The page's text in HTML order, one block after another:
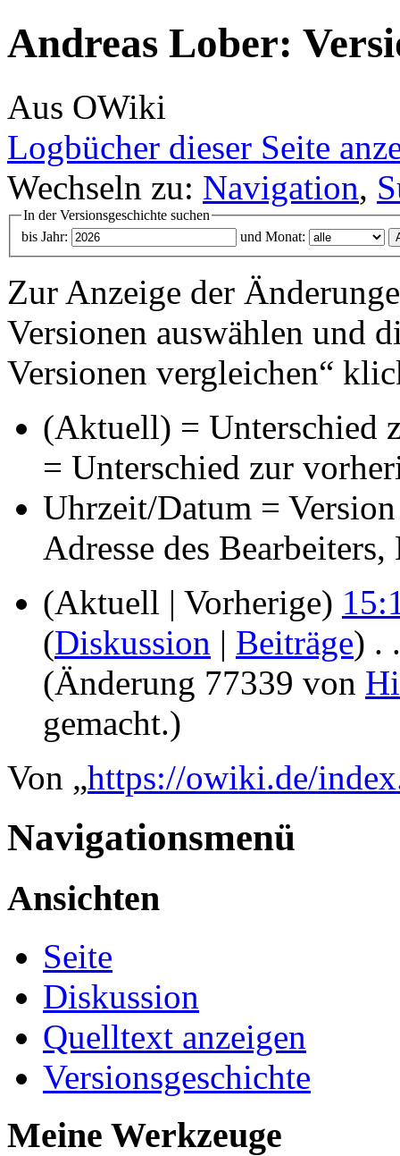
Andreas Lober:
Aus OWiki
Logbücher dieser Seite
Wechseln zu: Navigation,
In der Versionsgeschichte suchen
bis Jahr:
und Monat:
Zur Anzeige der
Versionen auswählen und
Versionen vergleichen“
(Aktuell) = Unterschied
= Unterschied zur
Uhrzeit/Datum =
Adresse des
(Aktuell | Vorherige)
(Diskussion | Beiträge) . .
(Änderung 77339 von
gemacht.)
Von „https://owiki.de/
Navigationsmenü
Ansichten
Seite
Diskussion
Quelltext anzeigen
Versionsgeschichte
Meine Werkzeuge